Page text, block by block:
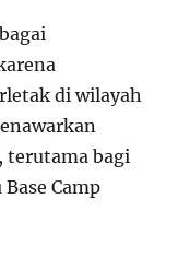
di wilayah
terutama bagi
Camp